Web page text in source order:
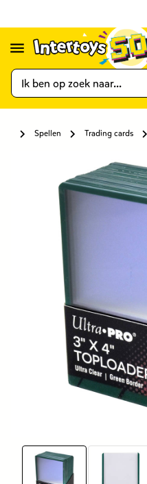
Spellen Trading cards